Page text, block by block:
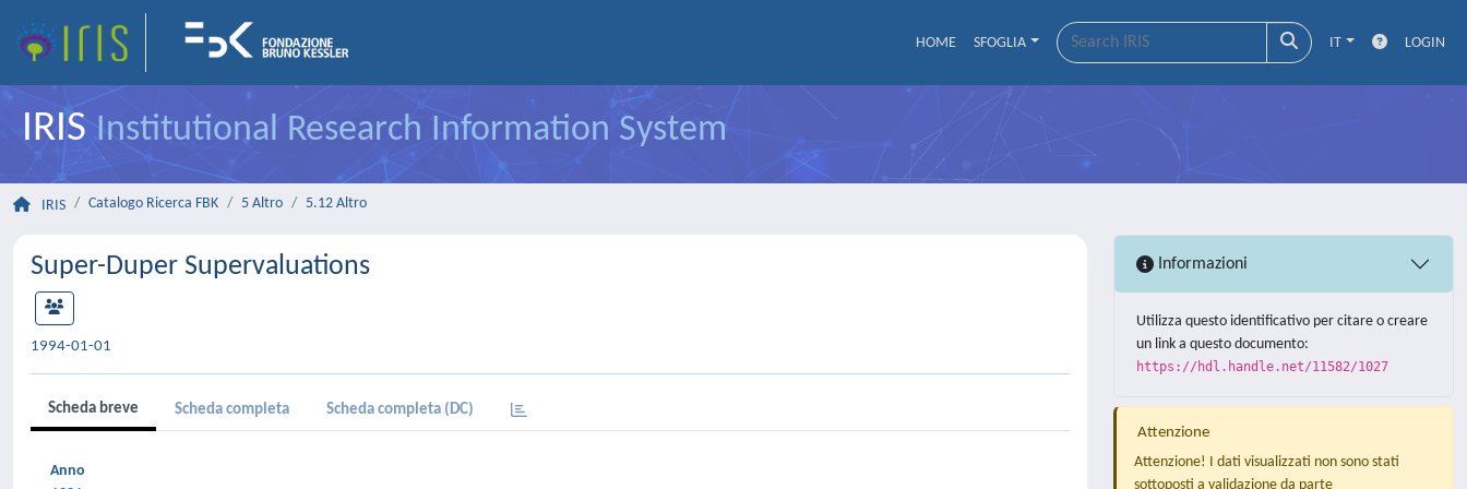
HOME SFOGLIA IT LOGIN
IRISInstitutional Research Information System
IRIS Catalogo Ricerca FBK 5 Altro 5.12 Altro
Super-Duper Supervaluations
1994-01-01
Scheda breve Scheda completa Scheda completa (DC)
Anno
Informazioni
Utilizza questo identificativo per citare o creare
un link a questo documento:
https://hdl.handle.net/11582/1027
Attenzione
Attenzione! I dati visualizzati non sono stati
sottoposti a validazione da parte